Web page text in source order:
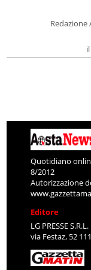
Redazione
Quotidiano
8/2012
Autorizzazione
Editore
LG PRESSE S.R.L.
via Festaz, 52